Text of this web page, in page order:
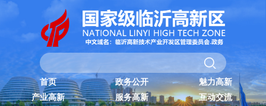
首页 政务公开
魅力高新
产业高新
服务高新
互动交流